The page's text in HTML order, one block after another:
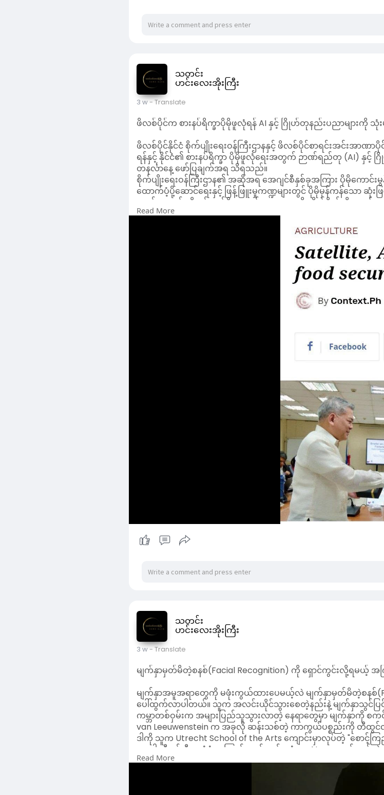
3 w- Translate
ဖိလစ်ပိုင်က စားနပ်ရိက္ခာပိုမိုဖူလုံရန် AI နှင့် ဂြိုဟ်တုနည်းပညာများကို သုံး
ရန်နှင့် နိုင်ငံ၏ စားနပ်ရိက္ခာ ပိုမိုဖူလုံရေးအတွက် ဉာဏ်ရည်တု (AI) နှင့် ဂ
တနင်္လာနေ့ ဖော်ပြချက်အရ သိရသည်။
စိုက်ပျိုးရေးဝန်ကြီးဌာန၏ အဆိုအရ အေဂျင်စီနှစ်ခုအကြား ပိုမိုကောင်း
ထောက်ပံ့ပို့ဆောင်ရေးနှင့် ဖြန့်ဖြူးမှုကဏ္ဍများတွင် ပိုမိုမှန်ကန်သော ဆုံ
အမှန်တကယ် လိုအပ်ချက်ရှိနေသည့် ဒေသများသို့ တိုက်ရိုက်ထိရောက်စွာ ပံ့
ဖိလစ်ပိုင်စာရင်းအင်းအာဏာပိုင်အဖွဲ့သည် သီးနှံထုတ်လုပ်မှုပမာဏကို ခန့်
နေပြီဖြစ်ပြီး စိုက်ပျိုးရေးဝန်ကြီးဌာနကလည်း ဒေတာများ၏ တိကျ
အစီအစဉ်ကို ပံ့ပိုးကူညီပေးသွားရန် မျှော်လင့်ထားကြောင်း သိရသည်။
ပိုမိုကောင်းမွန်သော စိုက်ပျိုးရေးနှင့် လူဦးရေဆိုင်ရာ ဒေတာအချက်အလ
စားနပ်ရိက္ခာလိုအပ်ချက်ကို တွက်ချက်ပေးနိုင်ခြင်းတို့အပြင် နိုင်ငံ၏ ရိက္
တုံ့ပြန်ဖြေရှင်းနိုင်ရန် အထောက်အကူပြုလိမ့်မည်ဖြစ်ကြောင်း စိုက်ပျိုးရေး
Read More
သတင်း
- Translate
မျက်နှာအမူအရာတွေကို မဖုံးကွယ်ထားပေမယ့်လဲ မျက်နှာမှတ်မိတဲ့စနစ်
ပေါ်ထွက်လာပါတယ်။ သူက အလင်းယိုင်သွားစေတဲ့နည်းနဲ့ မျက်နှာသွင်ပြ
ကမ္ဘာတစ်ဝှမ်းက အများပြည်သူသွားလာတဲ့ နေရာတွေမှာ မျက်နှာကို စ
van Leeuwenstein က အခုလို ဆန်းသစ်တဲ့ ကာကွယ်ပစ္စည်းကို တီထွင်လို
ဒါကို သူက Utrecht School of the Arts ကျောင်းမှာလုပ်တဲ့ "စောင့်
တာပါ။ ဒီ မှန်ဘီလူးပုံစံ အကြည်ရောင်မျက်နှာဖုံးက AI တွေ တွက်ချက်
ကို အလင်းယိုင်ပြီး ပုံပျက်သွားအောင် လုပ်ပေးပါတယ်။
ရိုးရိုးမျက်နှာဖုံးတွေလို မျက်နှာကြီးကို ဖုံးကွယ်ထားလိုက်တာမျိုး
ခွဲခြားဖို့ လိုအပ်တဲ့ မျက်နှာအချက်အလက်တွေကို ဆော့ဖ်ဝဲက ဖတ်လို့မရအ
ကင်မရာစနစ်တွေအနေနဲ့ ဘာမှမမြင်ရတဲ့ အကန်းတွေလို ဖြစ်သွားစေပါ
ဒီဒီဇိုင်းရဲ့ အထူးခြားဆုံးအချက်ကတော့ "လူကိုဗဟိုပြုထားတာ" ပါပဲ။
ရပေမယ့်၊ လူအချင်းချင်းကတော့ ဒီအကြည်ရောင်မျက်နှာဖုံးကို ဖေ
မျက်နှာချင်းဆိုင် စကားပြောဆိုဆက်သွယ်လို့လည်း ရပါတယ်။
ဒီအနုပညာဆန်ဆန် တန်ပြန်မှုက ကိုယ်ရေးကိုယ်တာလုံခြုံမှုကို အလေးထား
ဟာ အများပြည်သူဆိုင်ရာ နေရာတွေမှာ လူမှုရေးအရ ဆက်သွယ်မှုတွ
ကို ဘယ်လိုပြန်လည်ရယူနိုင်မလဲဆိုတာကို ပြသလိုက်တာပဲ ဖြစ်ပါတယ်။